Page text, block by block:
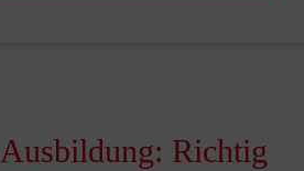
Richtig